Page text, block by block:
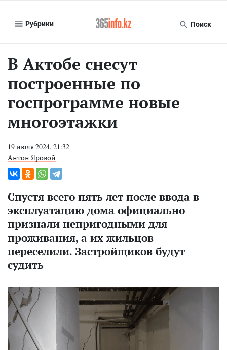
Рубрики Поиск
В Актобе снесут
построенные по
госпрограмме новые
многоэтажки
19 июля 2024, 21:32
Антон Яровой
Спустя всего пять лет после ввода в
эксплуатацию дома официально
признали непригодными для
проживания, а их жильцов
переселили. Застройщиков будут
судить